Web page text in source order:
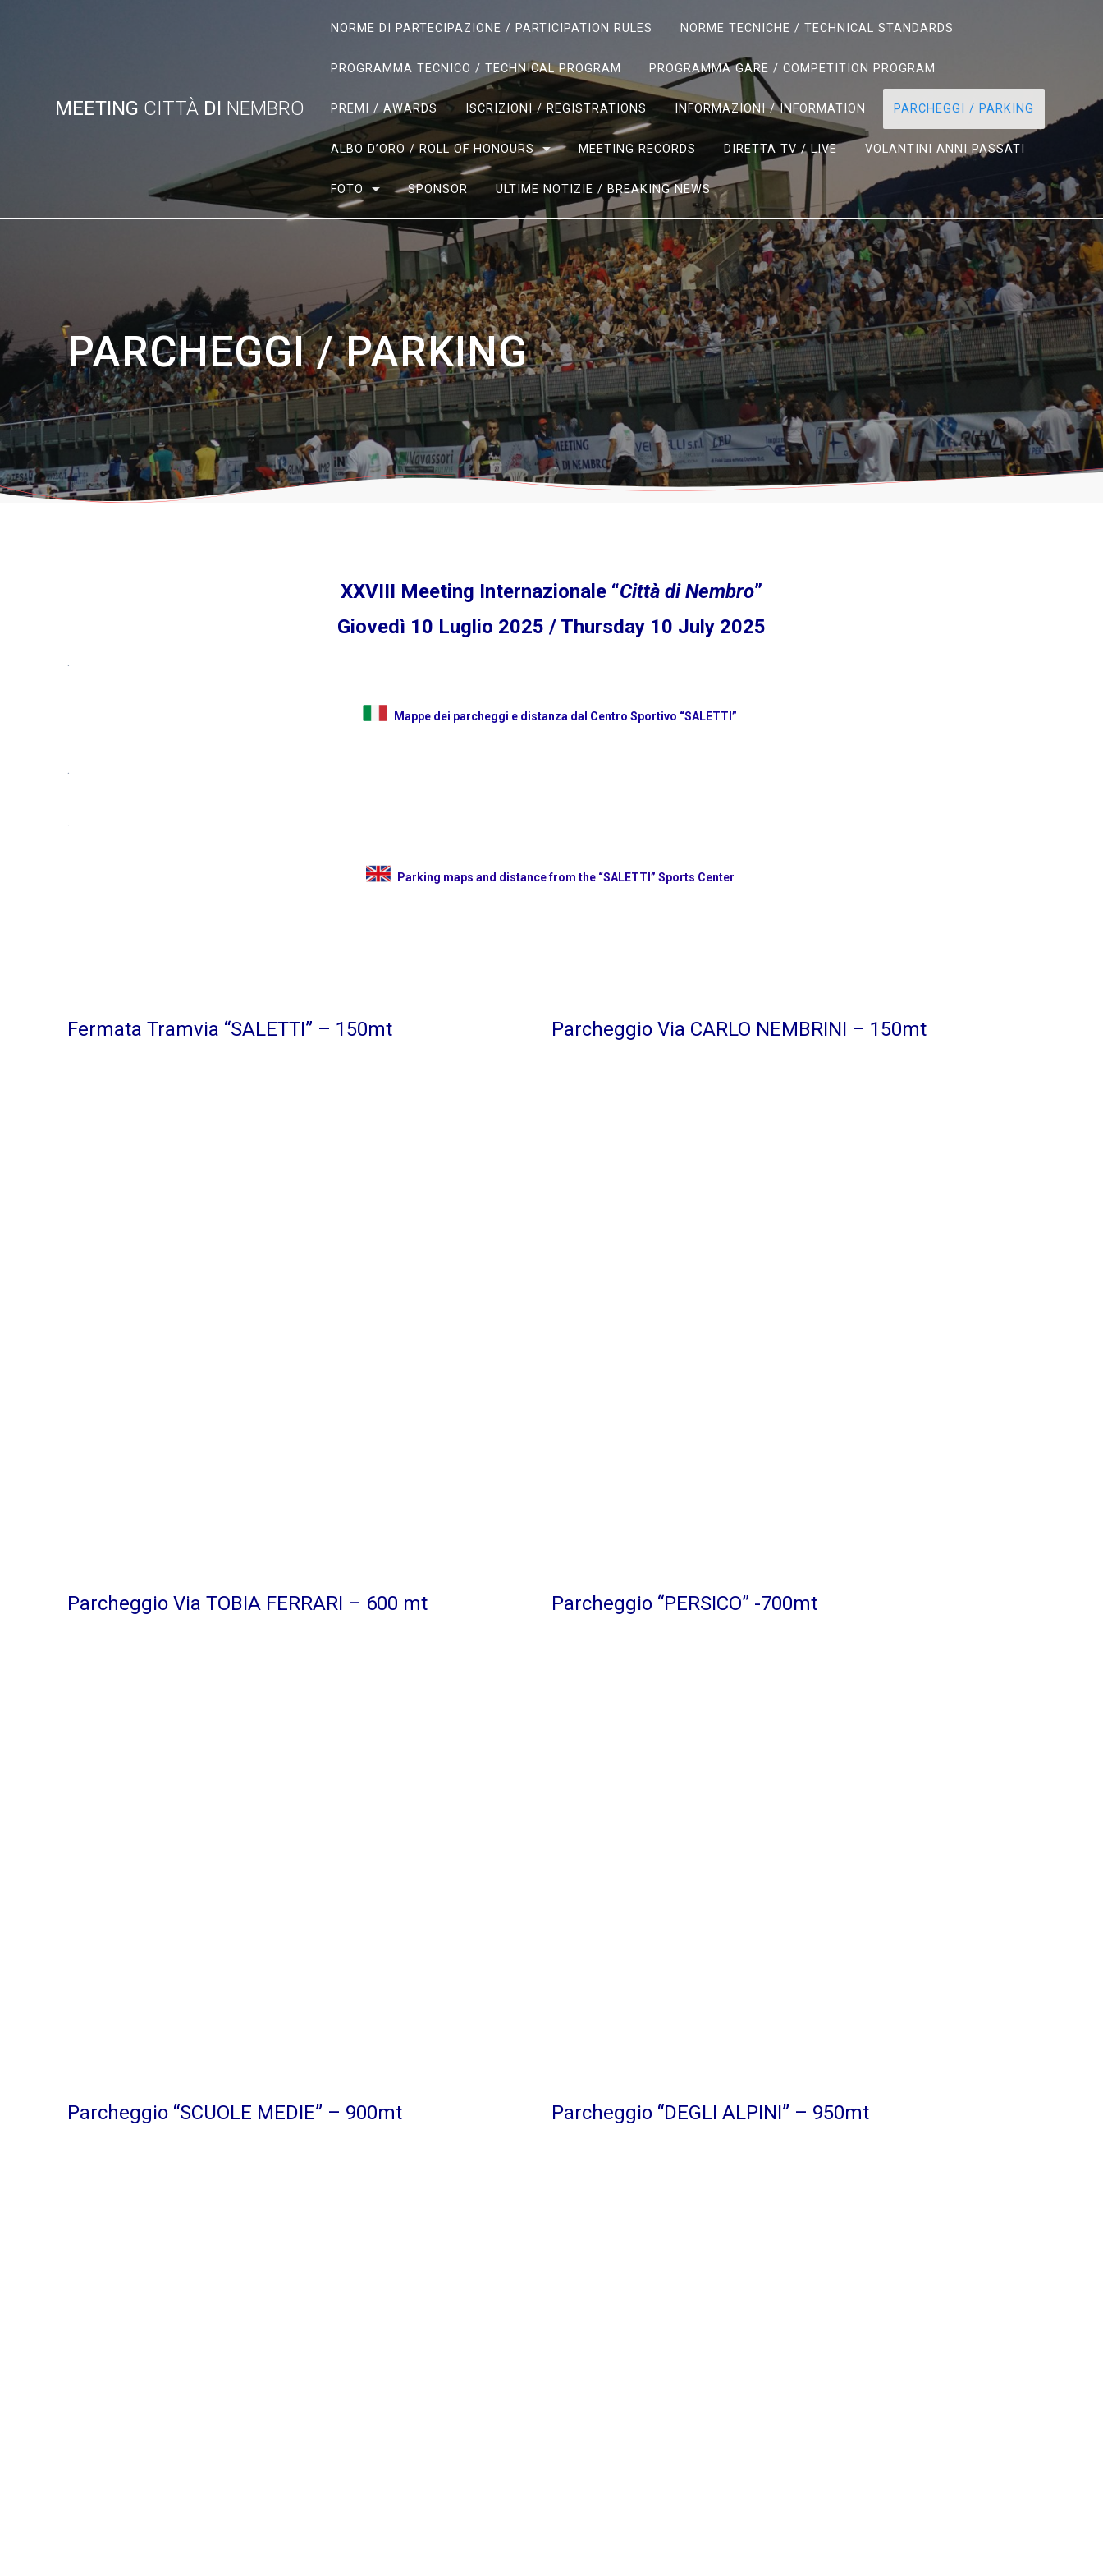
MEETING CITTÀ DI NEMBRO
NORME DI PARTECIPAZIONE / PARTICIPATION RULES NORME TECNICHE / TECHNICAL STANDARDS
PROGRAMMA TECNICO / TECHNICAL PROGRAM PROGRAMMA GARE / COMPETITION PROGRAM
PREMI / AWARDS ISCRIZIONI / REGISTRATIONS INFORMAZIONI / INFORMATION PARCHEGGI / PARKING
ALBO D’ORO / ROLL OF HONOURS MEETING RECORDS DIRETTA TV / LIVE VOLANTINI ANNI PASSATI
FOTO SPONSOR ULTIME NOTIZIE / BREAKING NEWS
PARCHEGGI / PARKING
XXVIII Meeting Internazionale “Città di Nembro”
Giovedì 10 Luglio 2025 / Thursday 10 July 2025
.
Mappe dei parcheggi e distanza dal Centro Sportivo “SALETTI”
.
.
Parking maps and distance from the “SALETTI” Sports Center
Fermata Tramvia “SALETTI” – 150mt Parcheggio Via CARLO NEMBRINI – 150mt
Parcheggio Via TOBIA FERRARI – 600 mt Parcheggio “PERSICO” -700mt
Parcheggio “SCUOLE MEDIE” – 900mt Parcheggio “DEGLI ALPINI” – 950mt